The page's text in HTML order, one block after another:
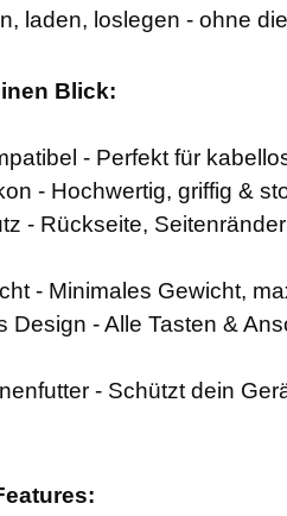
laden, loslegen - ohne
Blick:
- Perfekt für
- Hochwertig, griffig &
- Rückseite,
- Minimales Gewicht,
Design - Alle Tasten &
- Schützt dein